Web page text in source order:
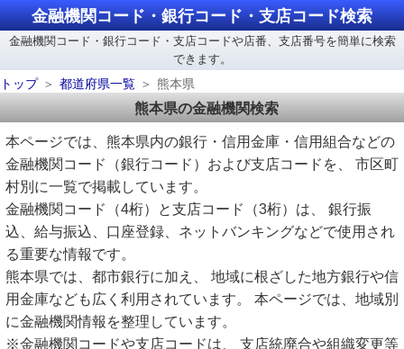
金融機関コード・銀行コード・支店コード検索
金融機関コード・銀行コード・支店コードや店番、支店番号を簡単に検索
できます。
トップ
都道府県一覧 熊本県
熊本県の金融機関検索
本ページでは、熊本県内の銀行・信用金庫・信用組合などの
金融機関コード（銀行コード）および支店コードを、 市区町
村別に一覧で掲載しています。
金融機関コード（4桁）と支店コード（3桁）は、 銀行振
込、給与振込、口座登録、ネットバンキングなどで使用され
る重要な情報です。
熊本県では、都市銀行に加え、 地域に根ざした地方銀行や信
用金庫なども広く利用されています。 本ページでは、地域別
に金融機関情報を整理しています。
※金融機関コードや支店コードは、 支店統廃合や組織変更等